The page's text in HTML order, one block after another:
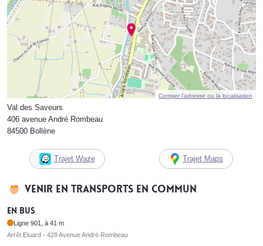
Corriger l’adresse ou la localisation
Val des Saveurs
406 avenue André Rombeau
84500 Bollène
Trajet Waze Trajet Maps
Venir en transports en commun
En bus
Ligne 901, à 41 m
Arrêt Eluard - 428 Avenue André Rombeau